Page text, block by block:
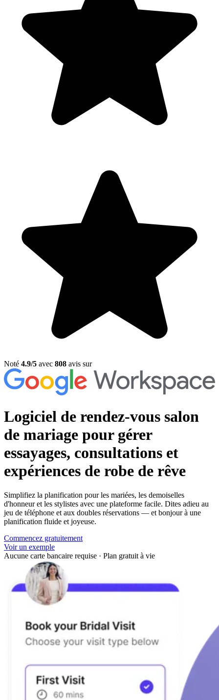
Noté 4.9/5 avec 808 avis sur
Logiciel de rendez-vous salon
de mariage pour gérer
essayages, consultations et
expériences de robe de rêve
Simplifiez la planification pour les mariées, les demoiselles
d'honneur et les stylistes avec une plateforme facile. Dites adieu au
jeu de téléphone et aux doubles réservations — et bonjour à une
planification fluide et joyeuse.
Commencez gratuitement
Voir un exemple
Aucune carte bancaire requise · Plan gratuit à vie